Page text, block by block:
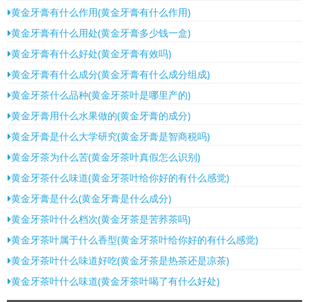
黄金牙膏有什么作用(黄金牙膏有什么作用)
黄金牙膏有什么用处(黄金牙膏多少钱一盒)
黄金牙膏有什么好处(黄金牙膏有效吗)
黄金牙膏有什么成分(黄金牙膏有什么成分组成)
黄金牙茶什么品种(黄金牙茶叶是哪里产的)
黄金牙膏用什么水果做的(黄金牙膏的成分)
黄金牙膏是什么大学研究(黄金牙膏是智商税吗)
黄金牙茶为什么苦(黄金牙茶叶真假怎么识别)
黄金牙茶什么味道(黄金牙茶叶给你好的有什么感觉)
黄金牙膏是什么(黄金牙膏是什么成分)
黄金牙茶叶什么档次(黄金牙茶是苦荞茶吗)
黄金牙茶叶属于什么香型(黄金牙茶叶给你好的有什么感觉)
黄金牙茶叶什么味道好吃(黄金牙茶是热茶还是凉茶)
黄金牙茶叶什么味道(黄金牙茶叶喝了有什么好处)